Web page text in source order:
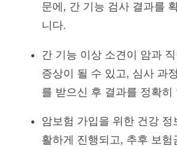
문에, 간 기능 검사 결과를
니다.
간 기능 이상 소견이 암과
증상이 될 수 있고, 심사 과
를 받으신 후 결과를 정확
암보험 가입을 위한 건강
활하게 진행되고, 추후 보